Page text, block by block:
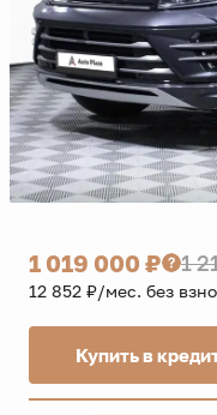
1 019 000 ₽ 1
12 852 ₽/мес. без
Купить в